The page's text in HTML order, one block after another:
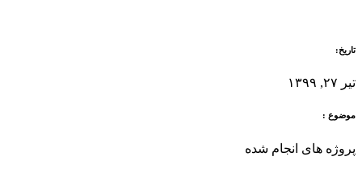
تاریخ:
تیر ۲۷, ۱۳۹۹
موضوع :
پروژه های انجام شده